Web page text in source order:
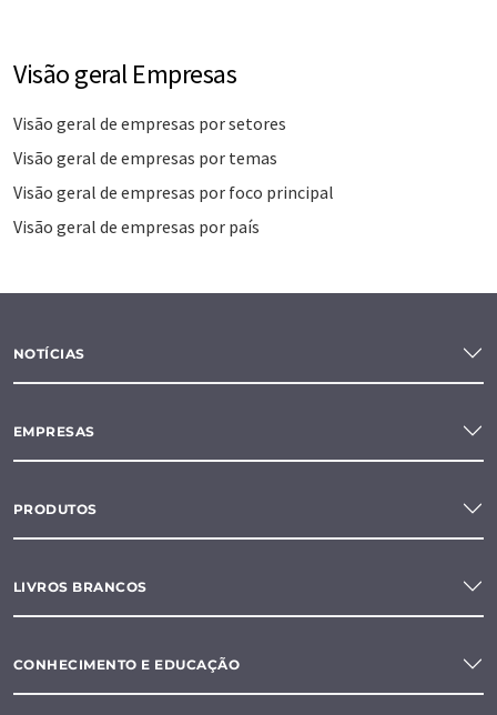
Visão geral Empresas
Visão geral de empresas por setores
Visão geral de empresas por temas
Visão geral de empresas por foco principal
Visão geral de empresas por país
NOTÍCIAS
EMPRESAS
PRODUTOS
LIVROS BRANCOS
CONHECIMENTO E EDUCAÇÃO